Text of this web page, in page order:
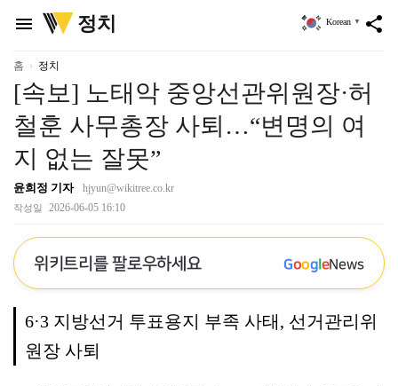
menu
위
키
정치 share
Korean ▼
홈 정치
[속보] 노태악 중앙선관위원장·허
철훈 사무총장 사퇴…“변명의 여
지 없는 잘못”
윤희정 기자 hjyun@wikitree.co.kr
작성일 2026-06-05 16:10
위키트리를 팔로우하세요 GoogleNews
6·3 지방선거 투표용지 부족 사태, 선거관리위
원장 사퇴